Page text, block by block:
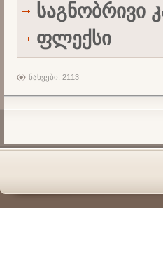
საგნობრივი
ფლექსი
ნახვები: 2113